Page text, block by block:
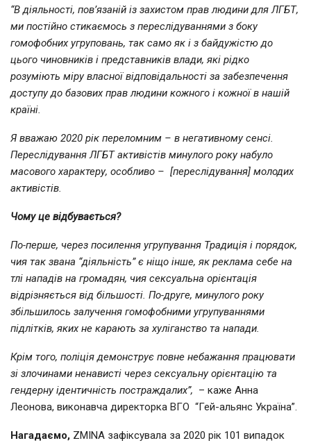
“В діяльності, пов’язаній із захистом прав людини для ЛГБТ,
ми постійно стикаємось з переслідуваннями з боку
гомофобних угруповань, так само як і з байдужістю до
цього чиновників і представників влади, які рідко
розуміють міру власної відповідальності за забезпечення
доступу до базових прав людини кожного і кожної в нашій
країні.
Я вважаю 2020 рік переломним – в негативному сенсі.
Переслідування ЛГБТ активістів минулого року набуло
масового характеру, особливо – [переслідування] молодих
активістів.
Чому це відбувається?
По-перше, через посилення угрупування Традиція і порядок,
чия так звана “діяльність” є ніщо інше, як реклама себе на
тлі нападів на громадян, чия сексуальна орієнтація
відрізняється від більшості. По-друге, минулого року
збільшилось залучення гомофобними угрупуваннями
підлітків, яких не карають за хуліганство та напади.
Крім того, поліція демонструє повне небажання працювати
зі злочинами ненависті через сексуальну орієнтацію та
гендерну ідентичність постраждалих”, – каже Анна
Леонова, виконавча директорка ВГО “Гей-альянс Україна”.
Нагадаємо, ZMINA зафіксувала за 2020 рік 101 випадок